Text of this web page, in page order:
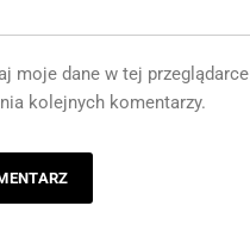
moje dane w tej przeglądarce
kolejnych komentarzy.